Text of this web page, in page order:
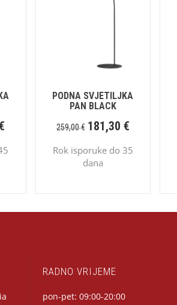
PODNA SVJETILJKA
PAN BLACK
259,00€ 181,30 €
Rok isporuke do 35
dana
RADNO VRIJEME
pon-pet: 09:00-20:00